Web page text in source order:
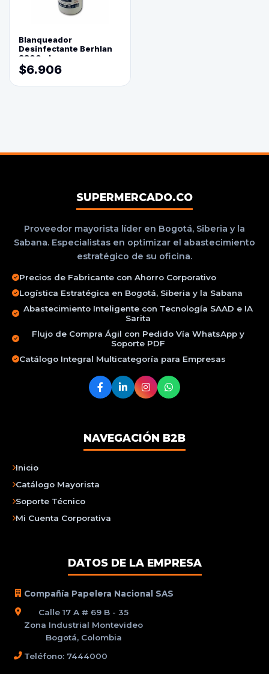
Blanqueador
Desinfectante Berhlan
3800ml
$6.906
SUPERMERCADO.CO
Proveedor mayorista líder en Bogotá, Siberia y la
Sabana. Especialistas en optimizar el abastecimiento
estratégico de su oficina.
Precios de Fabricante con Ahorro Corporativo
Logística Estratégica en Bogotá, Siberia y la Sabana
Abastecimiento Inteligente con Tecnología SAAD e IA
Sarita
Flujo de Compra Ágil con Pedido Vía WhatsApp y
Soporte PDF
Catálogo Integral Multicategoría para Empresas
NAVEGACIÓN B2B
Inicio
Catálogo Mayorista
Soporte Técnico
Mi Cuenta Corporativa
DATOS DE LA EMPRESA
Compañía Papelera Nacional SAS
Calle 17 A # 69 B - 35
Zona Industrial Montevideo
Bogotá, Colombia
Teléfono: 7444000